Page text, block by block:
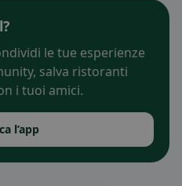
le tue esperienze
salva ristoranti
i tuoi amici.
l’app